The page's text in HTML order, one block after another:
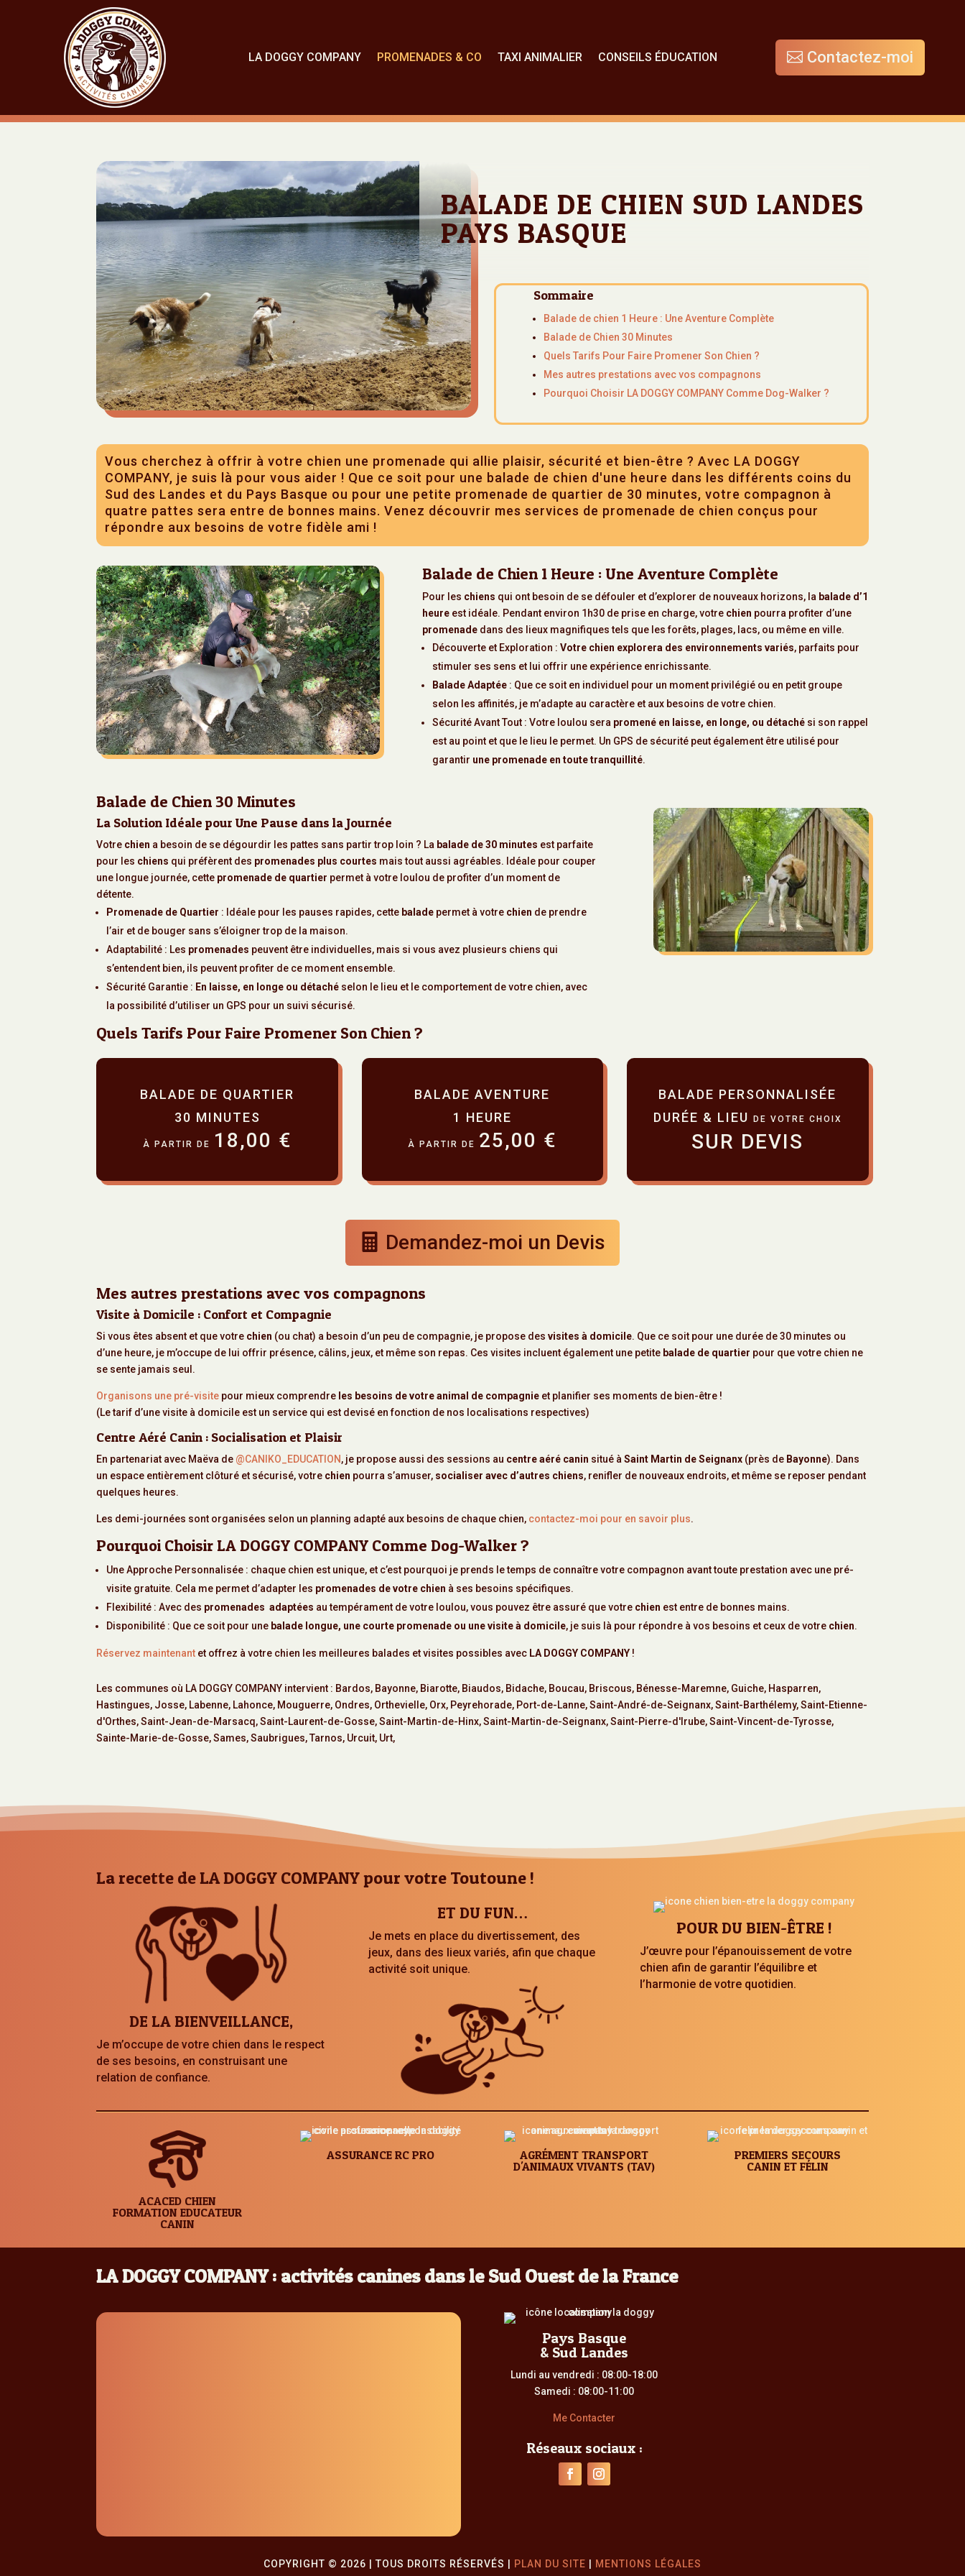
LA DOGGY COMPANY PROMENADES & CO TAXI ANIMALIER CONSEILS ÉDUCATION Contactez-moi
BALADE DE CHIEN SUD LANDES
PAYS BASQUE
Sommaire
Balade de chien 1 Heure : Une Aventure Complète
Balade de Chien 30 Minutes
Quels Tarifs Pour Faire Promener Son Chien ?
Mes autres prestations avec vos compagnons
Pourquoi Choisir LA DOGGY COMPANY Comme Dog-Walker ?
Vous cherchez à offrir à votre chien une promenade qui allie plaisir, sécurité et bien-être ? Avec LA DOGGY
COMPANY, je suis là pour vous aider ! Que ce soit pour une balade de chien d'une heure dans les différents coins du
Sud des Landes et du Pays Basque ou pour une petite promenade de quartier de 30 minutes, votre compagnon à
quatre pattes sera entre de bonnes mains. Venez découvrir mes services de promenade de chien conçus pour
répondre aux besoins de votre fidèle ami !
Balade de Chien 1 Heure : Une Aventure Complète
Pour les chiens qui ont besoin de se défouler et d’explorer de nouveaux horizons, la balade d’1
heure est idéale. Pendant environ 1h30 de prise en charge, votre chien pourra profiter d’une
promenade dans des lieux magnifiques tels que les forêts, plages, lacs, ou même en ville.
Découverte et Exploration :Votre chien explorera des environnements variés, parfaits pour
stimuler ses sens et lui offrir une expérience enrichissante.
Balade Adaptée : Que ce soit en individuel pour un moment privilégié ou en petit groupe
selon les affinités, je m’adapte au caractère et aux besoins de votre chien.
Sécurité Avant Tout : Votre loulou sera promené en laisse, en longe, ou détaché si son rappel
est au point et que le lieu le permet. Un GPS de sécurité peut également être utilisé pour
garantir une promenade en toute tranquillité.
Balade de Chien 30 Minutes
La Solution Idéale pour Une Pause dans la Journée
Votre chien a besoin de se dégourdir les pattes sans partir trop loin ? La balade de 30 minutes est parfaite
pour les chiens qui préfèrent des promenades plus courtes mais tout aussi agréables. Idéale pour couper
une longue journée, cette promenade de quartier permet à votre loulou de profiter d’un moment de
détente.
Promenade de Quartier : Idéale pour les pauses rapides, cette balade permet à votre chien de prendre
l’air et de bouger sans s’éloigner trop de la maison.
Adaptabilité : Les promenades peuvent être individuelles, mais si vous avez plusieurs chiens qui
s’entendent bien, ils peuvent profiter de ce moment ensemble.
Sécurité Garantie : En laisse, en longe ou détaché selon le lieu et le comportement de votre chien, avec
la possibilité d’utiliser un GPS pour un suivi sécurisé.
Quels Tarifs Pour Faire Promener Son Chien ?
BALADE DE QUARTIER
30 MINUTES
À PARTIR DE 18,00 €
BALADE AVENTURE
1 HEURE
À PARTIR DE 25,00 €
BALADE PERSONNALISÉE
DURÉE & LIEU
DE VOTRE CHOIX
SUR DEVIS
Demandez-moi un Devis
Mes autres prestations avec vos compagnons
Visite à Domicile : Confort et Compagnie
Si vous êtes absent et que votre chien (ou chat) a besoin d’un peu de compagnie, je propose desvisites à domicile. Que ce soit pour une durée de 30 minutes ou
d’une heure, je m’occupe de lui offrir présence, câlins, jeux, et même son repas. Ces visites incluent également une petite balade de quartier pour que votre chien ne
se sente jamais seul.
Organisons une pré-visite pour mieux comprendre les besoins de votre animal de compagnie et planifier ses moments de bien-être !
(Le tarif d’une visite à domicile est un service qui est devisé en fonction de nos localisations respectives)
Centre Aéré Canin : Socialisation et Plaisir
En partenariat avec Maëva de @CANIKO_EDUCATION, je propose aussi des sessions au centre aéré canin situé àSaint Martin de Seignanx (près de Bayonne). Dans
un espace entièrement clôturé et sécurisé, votre chien pourra s’amuser, socialiser avec d’autres chiens, renifler de nouveaux endroits, et même se reposer pendant
quelques heures.
Les demi-journées sont organisées selon un planning adapté aux besoins de chaque chien, contactez-moi pour en savoir plus.
Pourquoi Choisir LA DOGGY COMPANY Comme Dog-Walker ?
Une Approche Personnalisée : chaque chien est unique, et c’est pourquoi je prends le temps de connaître votre compagnon avant toute prestation avec une pré-
visite gratuite. Cela me permet d’adapter les promenades de votre chien à ses besoins spécifiques.
Flexibilité : Avec des promenades adaptées au tempérament de votre loulou, vous pouvez être assuré que votre chien est entre de bonnes mains.
Disponibilité : Que ce soit pour une balade longue, une courte promenade ou une visite à domicile, je suis là pour répondre à vos besoins et ceux de votre chien.
Réservez maintenant et offrez à votre chien les meilleures balades et visites possibles avec LA DOGGY COMPANY !
Les communes où LA DOGGY COMPANY intervient : Bardos, Bayonne, Biarotte, Biaudos, Bidache, Boucau, Briscous, Bénesse-Maremne, Guiche, Hasparren,
Hastingues, Josse, Labenne, Lahonce, Mouguerre, Ondres, Orthevielle, Orx, Peyrehorade, Port-de-Lanne,Saint-André-de-Seignanx,Saint-Barthélemy,Saint-Etienne-
d'Orthes,Saint-Jean-de-Marsacq,Saint-Laurent-de-Gosse,Saint-Martin-de-Hinx,Saint-Martin-de-Seignanx,Saint-Pierre-d'Irube,Saint-Vincent-de-Tyrosse,
Sainte-Marie-de-Gosse,Sames,Saubrigues,Tarnos, Urcuit, Urt,
La recette de LA DOGGY COMPANY pour votre Toutoune !
DE LA BIENVEILLANCE,
Je m’occupe de votre chien dans le respect
de ses besoins, en construisant une
relation de confiance.
ET DU FUN…
Je mets en place du divertissement, des
jeux, dans des lieux variés, afin que chaque
activité soit unique.
POUR DU BIEN-ÊTRE !
J’œuvre pour l’épanouissement de votre
chien afin de garantir l’équilibre et
l’harmonie de votre quotidien.
ACACED CHIEN
FORMATION EDUCATEUR
CANIN
ASSURANCE RC PRO
AGRÉMENT TRANSPORT
D'ANIMAUX VIVANTS (TAV)
PREMIERS SECOURS
CANIN ET FÉLIN
LA DOGGY COMPANY : activités canines dans le Sud Ouest de la France
Pays Basque
& Sud Landes
Lundi au vendredi : 08:00-18:00
Samedi : 08:00-11:00
Me Contacter
Réseaux sociaux :
COPYRIGHT © 2026 | TOUS DROITS RÉSERVÉS | PLAN DU SITE | MENTIONS LÉGALES